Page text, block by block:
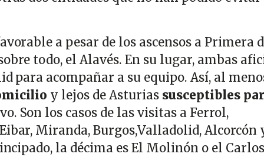
a pesar de los ascensos a Primera
todo, el Alavés. En su lugar, ambas
para acompañar a su equipo. Así, al
y lejos de Asturias susceptibles
Son los casos de las visitas a Ferrol,
Miranda, Burgos,Valladolid, Alcorcón
la décima es El Molinón o el Carlos